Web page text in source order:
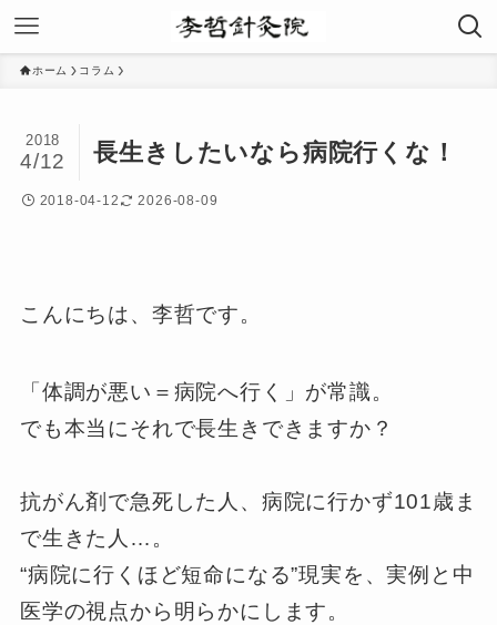
ホーム コラム
長生きしたいなら病院行くな！
2018
4/12
2018-04-12 2026-08-09
こんにちは、李哲です。
「体調が悪い＝病院へ行く」が常識。
でも本当にそれで長生きできますか？
抗がん剤で急死した人、病院に行かず101歳ま
で生きた人…。
“病院に行くほど短命になる”現実を、実例と中
医学の視点から明らかにします。